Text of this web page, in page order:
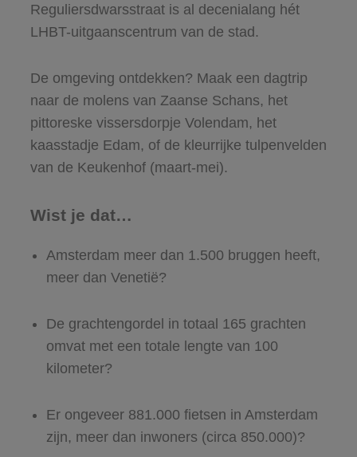
Reguliersdwarsstraat is al decenialang hét
LHBT-uitgaanscentrum van de stad.
De omgeving ontdekken? Maak een dagtrip
naar de molens van Zaanse Schans, het
pittoreske vissersdorpje Volendam, het
kaasstadje Edam, of de kleurrijke tulpenvelden
van de Keukenhof (maart-mei).
Wist je dat…
Amsterdam meer dan 1.500 bruggen heeft,
meer dan Venetië?
De grachtengordel in totaal 165 grachten
omvat met een totale lengte van 100
kilometer?
Er ongeveer 881.000 fietsen in Amsterdam
zijn, meer dan inwoners (circa 850.000)?